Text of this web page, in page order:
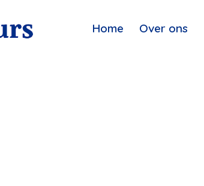
Home Over ons